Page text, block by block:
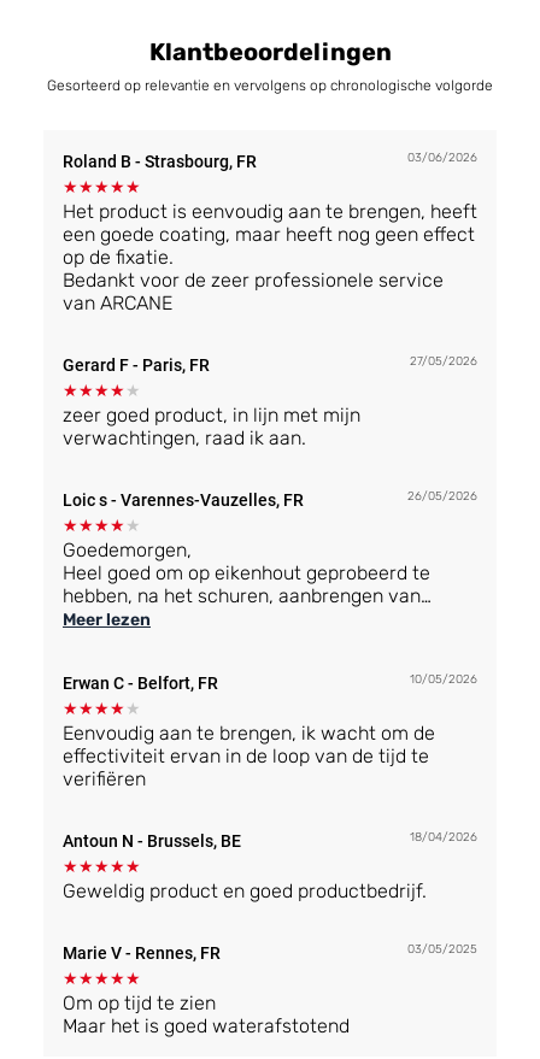
Klantbeoordelingen
Gesorteerd op relevantie en vervolgens op chronologische volgorde
Roland B - Strasbourg, FR 03/06/2026
★★★★★
Het product is eenvoudig aan te brengen, heeft
een goede coating, maar heeft nog geen effect
op de fixatie.
Bedankt voor de zeer professionele service
van ARCANE
Gerard F- Paris, FR 27/05/2026
★★★★★
zeer goed product, in lijn met mijn
verwachtingen, raad ik aan.
Loic s- Varennes-Vauzelles, FR 26/05/2026
★★★★★
Goedemorgen,
Heel goed om op eikenhout geprobeerd te
hebben, na het schuren, aanbrengen van
houtafstotend wordt het hout „nat” en krijgt
„rood” alsof het nat was, maar het keert na het
schuren niet helemaal terug naar het rauwe
uiterlijk, hoe dan ook een lichte tint.
Over het algemeen is het goed, na
verschillende producten op mijn teakhouten
het „rauwe uiterlijk” te behouden.
Meer lezen
Erwan C- Belfort, FR 10/05/2026
★★★★★
Eenvoudig aan te brengen, ik wacht om de
effectiviteit ervan in de loop van de tijd te
verifiëren
Antoun N - Brussels, BE 18/04/2026
★★★★★
Geweldig product en goed productbedrijf.
Marie V- Rennes, FR 03/05/2025
★★★★★
Om op tijd te zien
Maar het is goed waterafstotend